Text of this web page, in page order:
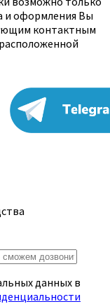
и оформления Вы
контактным
данных в